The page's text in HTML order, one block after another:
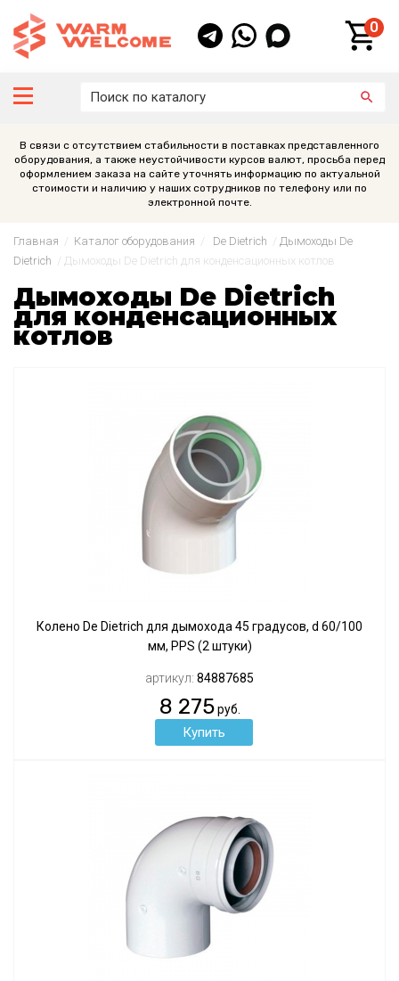
0
В связи с отсутствием стабильности в поставках представленного
оборудования, а также неустойчивости курсов валют, просьба перед
оформлением заказа на сайте уточнять информацию по актуальной
стоимости и наличию у наших сотрудников по телефону или по
электронной почте.
Главная Каталог оборудования De Dietrich
Дымоходы De
Dietrich
Дымоходы De Dietrich для конденсационных котлов
Дымоходы De Dietrich
для конденсационных
котлов
Колено De Dietrich для дымохода 45 градусов, d 60/100
мм, PPS (2 штуки)
артикул: 84887685
8 275руб.